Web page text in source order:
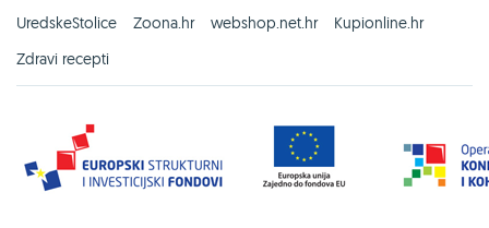
UredskeStolice
Zoona.hr webshop.net.hr
Kupionline.hr
Zdravi recepti